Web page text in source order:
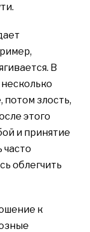
В
потом злость,
этого
и принятие
часто
облегчить
к